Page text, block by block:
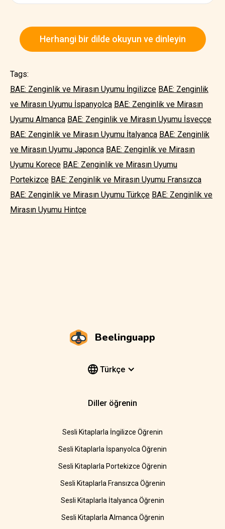
Herhangi bir dilde okuyun ve dinleyin
Tags:
BAE: Zenginlik ve Mirasın Uyumu İngilizce BAE: Zenginlik
ve Mirasın Uyumu İspanyolca BAE: Zenginlik ve Mirasın
Uyumu Almanca BAE: Zenginlik ve Mirasın Uyumu İsveççe
BAE: Zenginlik ve Mirasın Uyumu İtalyanca BAE: Zenginlik
ve Mirasın Uyumu Japonca BAE: Zenginlik ve Mirasın
Uyumu Korece BAE: Zenginlik ve Mirasın Uyumu
Portekizce BAE: Zenginlik ve Mirasın Uyumu Fransızca
BAE: Zenginlik ve Mirasın Uyumu Türkçe BAE: Zenginlik ve
Mirasın Uyumu Hintçe
Beelinguapp
Türkçe
Diller öğrenin
Sesli Kitaplarla İngilizce Öğrenin
Sesli Kitaplarla İspanyolca Öğrenin
Sesli Kitaplarla Portekizce Öğrenin
Sesli Kitaplarla Fransızca Öğrenin
Sesli Kitaplarla İtalyanca Öğrenin
Sesli Kitaplarla Almanca Öğrenin